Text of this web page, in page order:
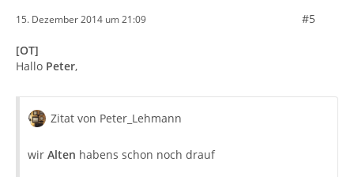
15. Dezember 2014 um 21:09 #5
[OT]
Hallo Peter,
Zitat von Peter_Lehmann
wir Alten habens schon noch drauf